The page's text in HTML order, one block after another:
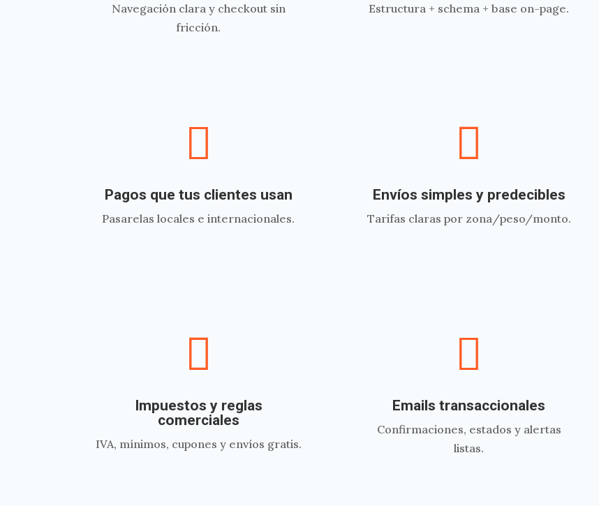
Navegación clara y checkout sin
fricción.
Estructura + schema + base on-page.

Pagos que tus clientes usan
Pasarelas locales e internacionales.

Envíos simples y predecibles
Tarifas claras por zona/peso/monto.

Impuestos y reglas
comerciales
IVA, mínimos, cupones y envíos gratis.

Emails transaccionales
Confirmaciones, estados y alertas
listas.